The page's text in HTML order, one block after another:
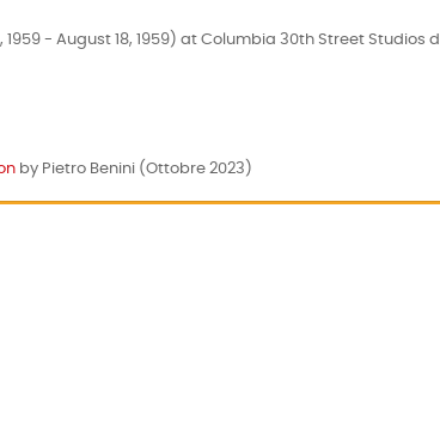
1959 - August 18, 1959) at Columbia 30th Street Studios
by Pietro Benini (Ottobre 2023)